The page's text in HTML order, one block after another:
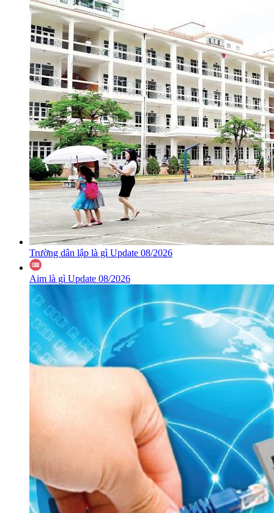
Trường dân lập là gì Update 08/2026
Aim là gì Update 08/2026